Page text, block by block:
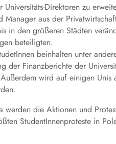
Direktoren zu
aus der
in den größeren Städten
beteiligten.
beinhalten unter
der Finanzberichte der
wird auf einigen
die Aktionen und
StudentInnenproteste in